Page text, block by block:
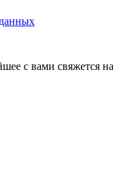
с вами свяжется